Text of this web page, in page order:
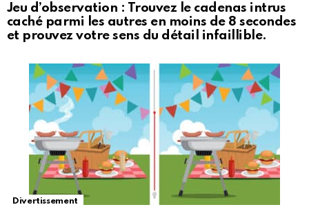
Jeu d’observation : Trouvez le cadenas intrus
caché parmi les autres en moins de 8 secondes
et prouvez votre sens du détail infaillible.
Divertissement